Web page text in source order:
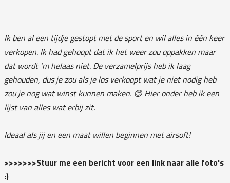
Ik ben al een tijdje gestopt met de sport en wil alles in één keer
verkopen. Ik had gehoopt dat ik het weer zou oppakken maar
dat wordt ‘m helaas niet. De verzamelprijs heb ik laag
gehouden, dus je zou als je los verkoopt wat je niet nodig heb
zou je nog wat winst kunnen maken. 😊 Hier onder heb ik een
lijst van alles wat erbij zit.
Ideaal als jij en een maat willen beginnen met airsoft!
>>>>>>>Stuur me een bericht voor een link naar alle foto's
:)